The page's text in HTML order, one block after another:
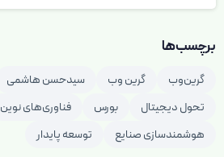
برچسب‌ها
گرین‌وب گرین وب سیدحسن هاشمی
تحول دیجیتال
بورس فناوری‌های نوین
هوشمندسازی صنایع
توسعه پایدار